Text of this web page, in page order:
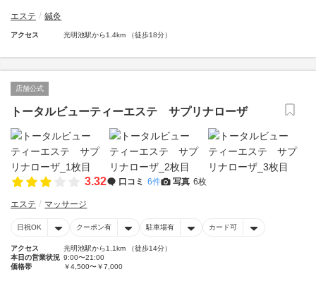
エステ 鍼灸
アクセス 光明池駅から1.4km （徒歩18分）
店舗公式
トータルビューティーエステ サプリナローザ
3.32 口コミ 6件 写真 6枚
エステ マッサージ
日祝OK クーポン有 駐車場有 カード可
アクセス
光明池駅から1.1km （徒歩14分）
本日の営業状況 9:00〜21:00
価格帯
￥4,500〜￥7,000